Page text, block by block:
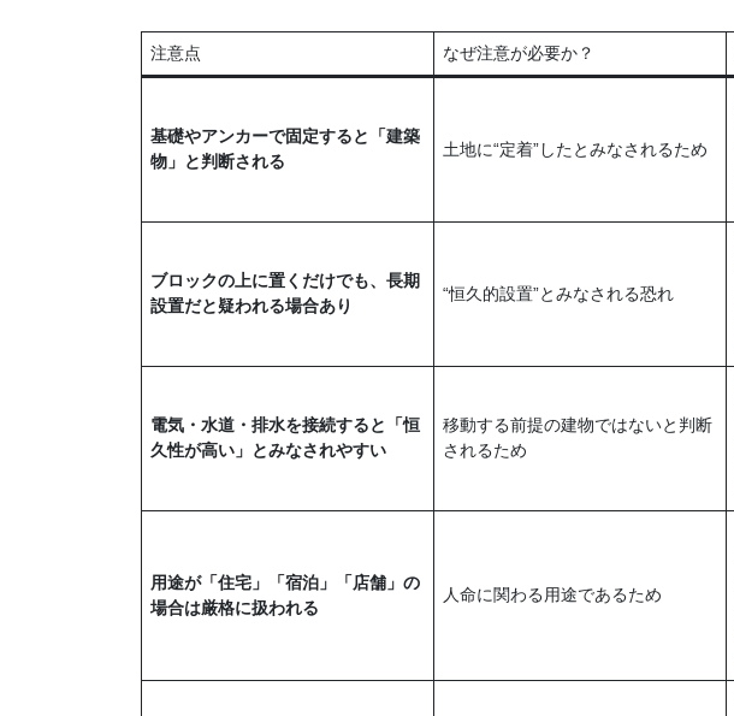
注意点 なぜ注意が必要か？
基礎やアンカーで固定すると「建築
物」と判断される
土地に“定着”したとみなされるため
ブロックの上に置くだけでも、長期
設置だと疑われる場合あり
“恒久的設置”とみなされる恐れ
電気・水道・排水を接続すると「恒
久性が高い」とみなされやすい
移動する前提の建物ではないと判断
されるため
用途が「住宅」「宿泊」「店舗」の
場合は厳格に扱われる
人命に関わる用途であるため